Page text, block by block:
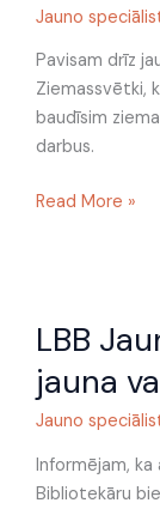
Jauno
Pavisam drīz
Ziemassvētki,
baudīsim
darbus.
2022
Read More »
LBB
jauna
Jauno
Informējam,
Bibliotekāru
Jauno
sekcijai
jauna